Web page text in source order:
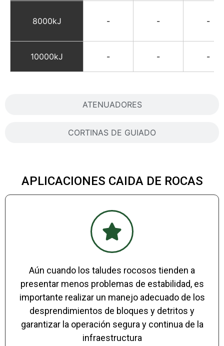
ATENUADORES
CORTINAS DE GUIADO
8000kJ - - -
10000kJ - - -
APLICACIONES CAIDA DE ROCAS
Aún cuando los taludes rocosos tienden a
presentar menos problemas de estabilidad, es
importante realizar un manejo adecuado de los
desprendimientos de bloques y detritos y
garantizar la operación segura y continua de la
infraestructura